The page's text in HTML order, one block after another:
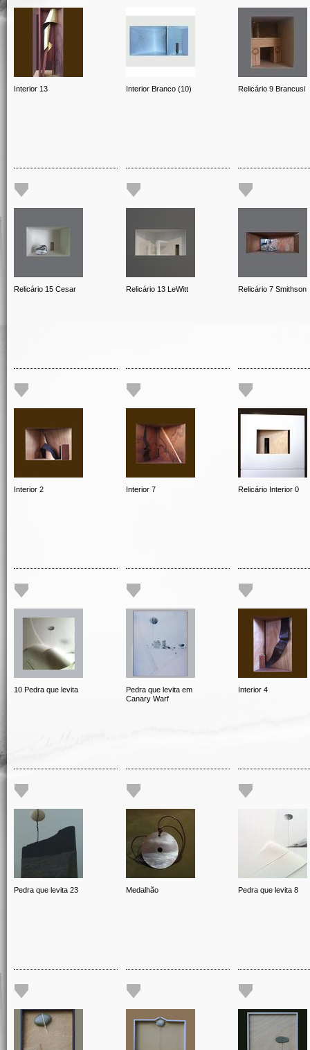
Interior 13 Interior Branco (10) Relicário 9 Brancusi
Relicário 15 Cesar Relicário 13 LeWitt Relicário 7 Smithson
Interior 2 Interior 7 Relicário Interior 0
10 Pedra que levita
Pedra que levita em
Canary Warf
Interior 4
Pedra que levita 23 Medalhão Pedra que levita 8